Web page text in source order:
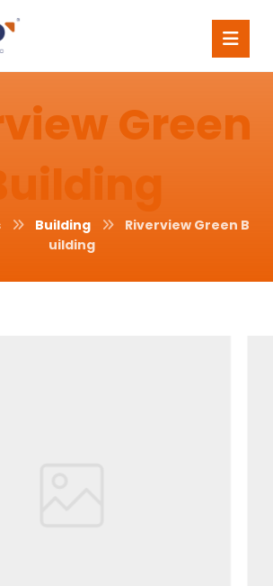
Green
Building
Riverview Green B
uilding